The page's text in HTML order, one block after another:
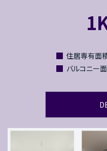
住居専有面
バルコニー